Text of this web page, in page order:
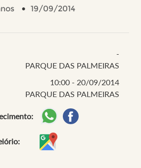
19/09/2014
-
PARQUE DAS PALMEIRAS
10:00 - 20/09/2014
PARQUE DAS PALMEIRAS